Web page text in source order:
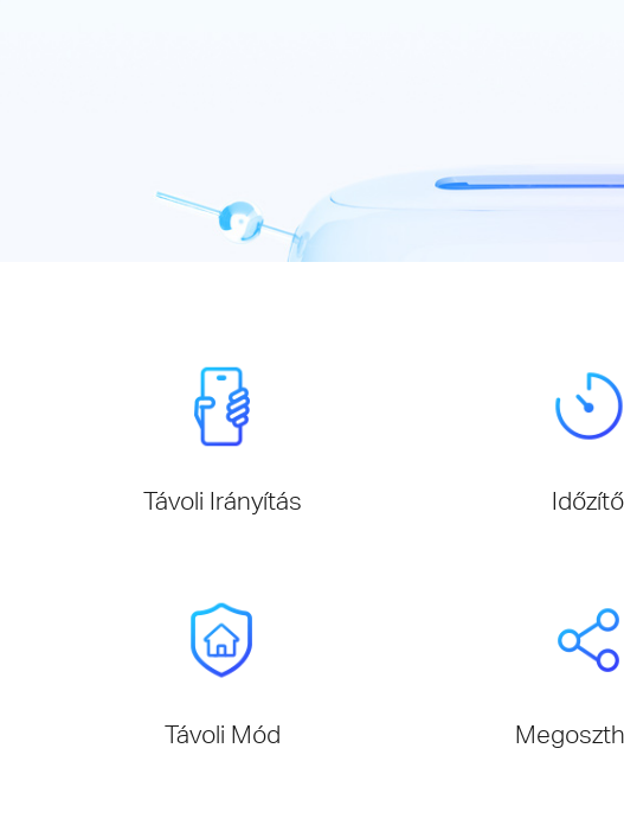
Távoli Irányítás Időzítő
Távoli Mód